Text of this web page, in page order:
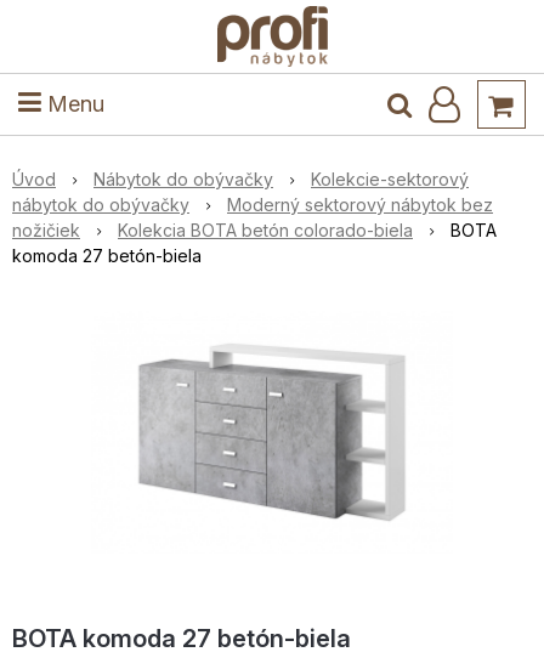
Menu
Kuchyňa a jedáleň
Úvod Nábytok do obývačky
Kolekcie-sektorový
nábytok do obývačky
Moderný sektorový nábytok bez
nožičiek
Kolekcia BOTA betón colorado-biela
BOTA
komoda 27 betón-biela
BOTA komoda 27 betón-biela